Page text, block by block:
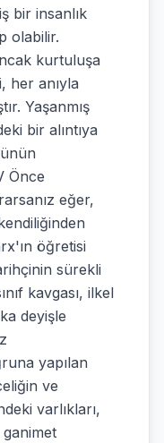
bir insanlık
olabilir.
kurtuluşa
her anıyla
Yaşanmış
bir alıntıya
Önce
eğer,
öğretisi
sürekli
kavgası, ilkel
deyişle
yapılan
ve
varlıkları,